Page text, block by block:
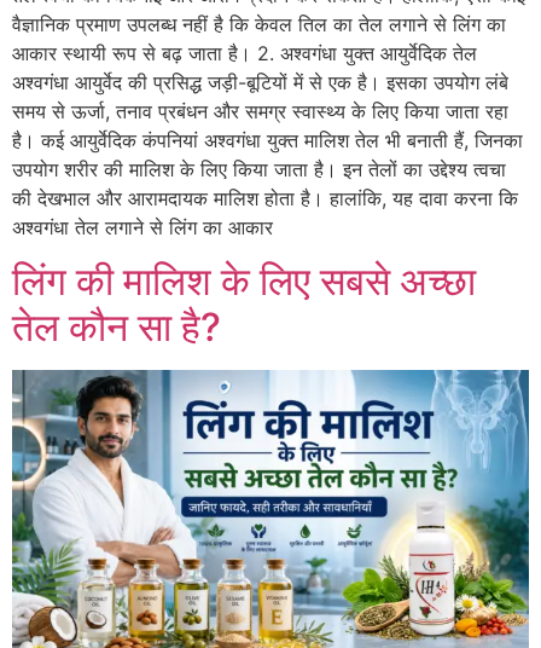
वैज्ञानिक प्रमाण उपलब्ध नहीं है कि केवल तिल का तेल लगाने से लिंग का
आकार स्थायी रूप से बढ़ जाता है। 2. अश्वगंधा युक्त आयुर्वेदिक तेल
अश्वगंधा आयुर्वेद की प्रसिद्ध जड़ी-बूटियों में से एक है। इसका उपयोग लंबे
समय से ऊर्जा, तनाव प्रबंधन और समग्र स्वास्थ्य के लिए किया जाता रहा
है। कई आयुर्वेदिक कंपनियां अश्वगंधा युक्त मालिश तेल भी बनाती हैं, जिनका
उपयोग शरीर की मालिश के लिए किया जाता है। इन तेलों का उद्देश्य त्वचा
की देखभाल और आरामदायक मालिश होता है। हालांकि, यह दावा करना कि
अश्वगंधा तेल लगाने से लिंग का आकार
लिंग की मालिश के लिए सबसे अच्छा
तेल कौन सा है?